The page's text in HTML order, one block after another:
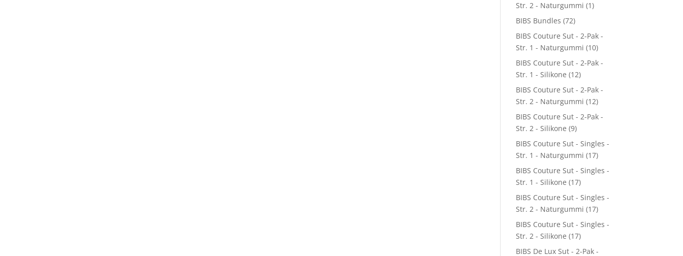
Str. 2 - Naturgummi (1)
BIBS Bundles (72)
BIBS Couture Sut - 2-Pak -
Str. 1 - Naturgummi (10)
BIBS Couture Sut - 2-Pak -
Str. 1 - Silikone (12)
BIBS Couture Sut - 2-Pak -
Str. 2 - Naturgummi (12)
BIBS Couture Sut - 2-Pak -
Str. 2 - Silikone (9)
BIBS Couture Sut - Singles -
Str. 1 - Naturgummi (17)
BIBS Couture Sut - Singles -
Str. 1 - Silikone (17)
BIBS Couture Sut - Singles -
Str. 2 - Naturgummi (17)
BIBS Couture Sut - Singles -
Str. 2 - Silikone (17)
BIBS De Lux Sut - 2-Pak -